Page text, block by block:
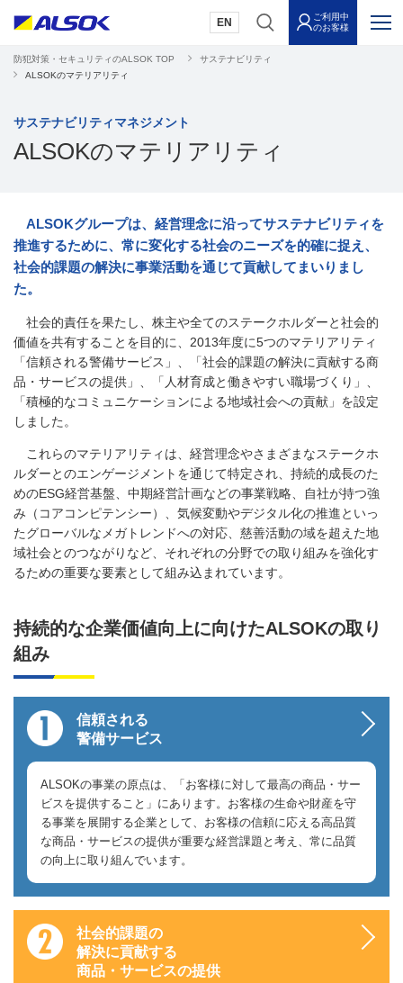
EN
ご利用中
のお客様
防犯対策・セキュリティのALSOK TOP
サステナビリティ
ALSOKのマテリアリティ
サステナビリティマネジメント
ALSOKのマテリアリティ
ALSOKグループは、経営理念に沿ってサステナビリティを
推進するために、常に変化する社会のニーズを的確に捉え、
社会的課題の解決に事業活動を通じて貢献してまいりまし
た。
社会的責任を果たし、株主や全てのステークホルダーと社会的
価値を共有することを目的に、2013年度に5つのマテリアリティ
「信頼される警備サービス」、「社会的課題の解決に貢献する商
品・サービスの提供」、「人材育成と働きやすい職場づくり」、
「積極的なコミュニケーションによる地域社会への貢献」を設定
しました。
これらのマテリアリティは、経営理念やさまざまなステークホ
ルダーとのエンゲージメントを通じて特定され、持続的成長のた
めのESG経営基盤、中期経営計画などの事業戦略、自社が持つ強
み（コアコンピテンシー）、気候変動やデジタル化の推進といっ
たグローバルなメガトレンドへの対応、慈善活動の域を超えた地
域社会とのつながりなど、それぞれの分野での取り組みを強化す
るための重要な要素として組み込まれています。
持続的な企業価値向上に向けたALSOKの取り
組み
信頼される
警備サービス
ALSOKの事業の原点は、「お客様に対して最高の商品・サー
ビスを提供すること」にあります。お客様の生命や財産を守
る事業を展開する企業として、お客様の信頼に応える高品質
な商品・サービスの提供が重要な経営課題と考え、常に品質
の向上に取り組んでいます。
社会的課題の
解決に貢献する
商品・サービスの提供